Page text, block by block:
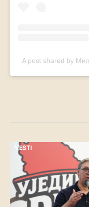
A post shared by
VESTI